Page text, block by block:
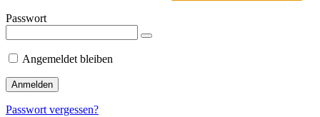
Passwort
Angemeldet bleiben
Passwort vergessen?